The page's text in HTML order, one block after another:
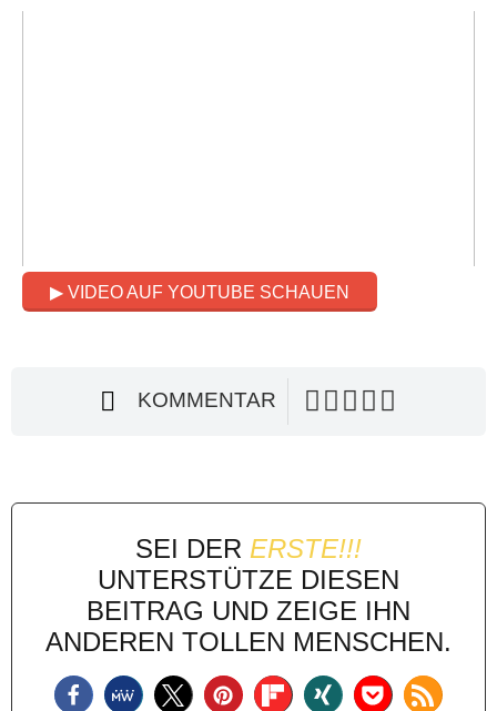
▶ VIDEO AUF YOUTUBE SCHAUEN
KOMMENTAR
SEI DER ERSTE!!!
UNTERSTÜTZE DIESEN
BEITRAG UND ZEIGE IHN
ANDEREN TOLLEN MENSCHEN.